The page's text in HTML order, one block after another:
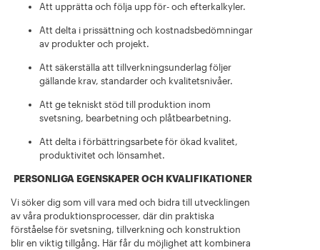
Att upprätta och följa upp för- och efterkalkyler.
Att delta i prissättning och kostnadsbedömningar
av produkter och projekt.
Att säkerställa att tillverkningsunderlag följer
gällande krav, standarder och kvalitetsnivåer.
Att ge tekniskt stöd till produktion inom
svetsning, bearbetning och plåtbearbetning.
Att delta i förbättringsarbete för ökad kvalitet,
produktivitet och lönsamhet.
PERSONLIGA EGENSKAPER OCH KVALIFIKATIONER
Vi söker dig som vill vara med och bidra till utvecklingen
av våra produktionsprocesser, där din praktiska
förståelse för svetsning, tillverkning och konstruktion
blir en viktig tillgång. Här får du möjlighet att kombinera